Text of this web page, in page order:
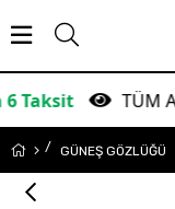
TÜM
GÜNEŞ GÖZLÜĞÜ